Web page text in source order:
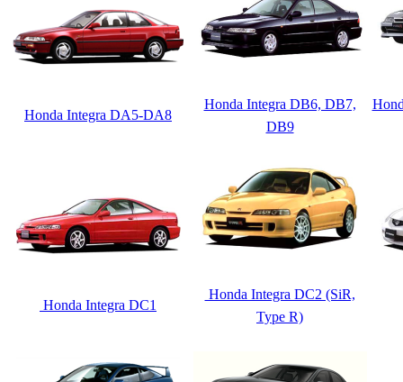
Honda Integra DA5-DA8
Honda Integra DB6, DB7,
DB9
Honda Integra DC1
Honda Integra DC2 (SiR,
Type R)